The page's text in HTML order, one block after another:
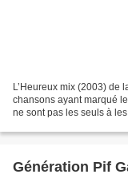
L’Heureux mix (2003) de
chansons ayant marqué
ne sont pas les seuls à
Génération Pif